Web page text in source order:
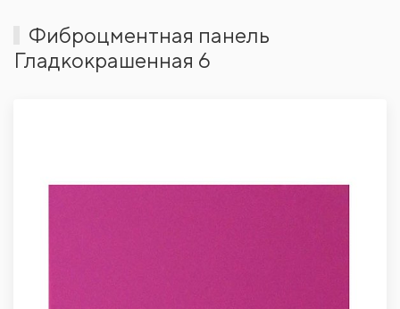
Фиброцментная панель
Гладкокрашенная 6